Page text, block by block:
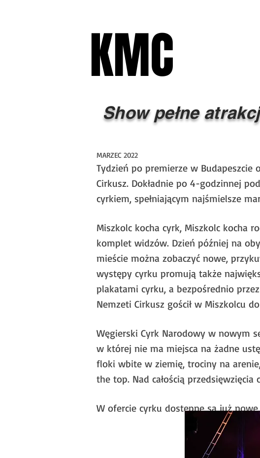
ŁĄCZYMY LUDZI CYRKU
KMC
KMC
Show pełne
MARZEC 2022
Tydzień po premierze w
Cirkusz. Dokładnie po 4-godzinnej
cyrkiem, spełniającym najśmielsze
Miszkolc kocha cyrk, Miszkolc kocha
komplet widzów. Dzień później na
mieście można zobaczyć nowe,
występy cyrku promują także
plakatami cyrku, a bezpośrednio
Nemzeti Cirkusz gościł w Miszkolcu
Węgierski Cyrk Narodowy w nowym
w której nie ma miejsca na żadne
floki wbite w ziemię, trociny na
the top. Nad całością
W ofercie cyrku dostępne są już